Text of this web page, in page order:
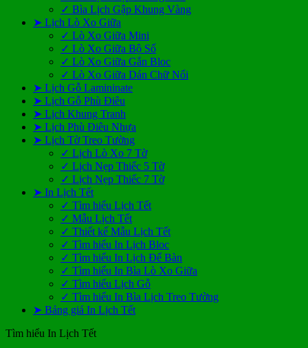
✓ Bìa Lịch Gập Khung Vàng
➤ Lịch Lò Xo Giữa
✓ Lò Xo Giữa Mini
✓ Lò Xo Giữa Bộ Số
✓ Lò Xo Giữa Gắn Bloc
✓ Lò Xo Giữa Dán Chữ Nổi
➤ Lịch Gỗ Lamininate
➤ Lịch Gỗ Phù Điêu
➤ Lịch Khung Tranh
➤ Lịch Phù Điêu Nhựa
➤ Lịch Tờ Treo Tường
✓ Lịch Lò Xo 7 Tờ
✓ Lịch Nẹp Thiếc 5 Tờ
✓ Lịch Nẹp Thiếc 7 Tờ
➤ In Lịch Tết
✓ Tìm hiểu Lịch Tết
✓ Mẫu Lịch Tết
✓ Thiết kế Mẫu Lịch Tết
✓ Tìm hiểu In Lịch Bloc
✓ Tìm hiểu In Lịch Để Bàn
✓ Tìm hiểu In Bìa Lò Xo Giữa
✓ Tìm hiểu Lịch Gỗ
✓ Tìm hiểu In Bìa Lịch Treo Tường
➤ Bảng giá In Lịch Tết
Tìm hiểu In Lịch Tết